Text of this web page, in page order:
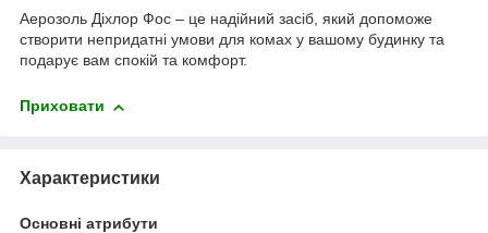
Аерозоль Діхлор Фос – це надійний засіб, який допоможе
створити непридатні умови для комах у вашому будинку та
подарує вам спокій та комфорт.
Приховати
Характеристики
Основні атрибути